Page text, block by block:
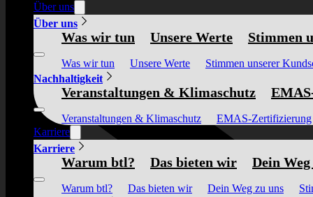
Über uns
Über uns
Was wir tun Unsere Werte Stimmen
Was wir tun Unsere Werte
Stimmen unserer
Nachhaltigkeit
Veranstaltungen & Klimaschutz
Veranstaltungen & Klimaschutz
EMAS-Zertifizierung
Karriere
Karriere
Warum btl? Das bieten wir Dein
Warum btl? Das bieten wir Dein Weg zu uns